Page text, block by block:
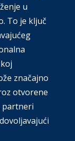
u
To je ključ
značajno
otvorene
partneri